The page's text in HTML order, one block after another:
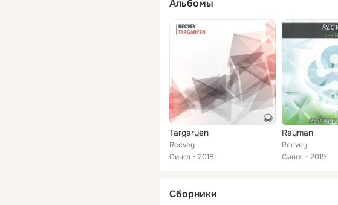
Альбомы
Targaryen
Recvey
Сингл
2018
Rayman
Recvey
Сингл
2019
Сборники